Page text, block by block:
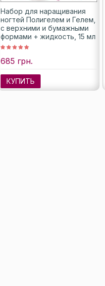
Набор для наращивания
ногтей Полигелем и Гелем,
с верхними и бумажными
формами + жидкость, 15 мл
685 грн.
КУПИТЬ